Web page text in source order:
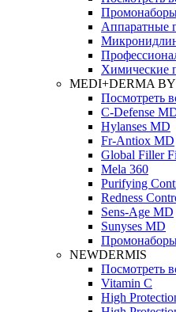
Аппаратные
Химические
MEDI+DERMA
Посмотреть
C-Defense
Hylanses MD
Fr‑Antiox MD
Global Filler
Mela 360
Purifying
Redness
Sens-Age MD
Sunyses MD
NEWDERMIS
Посмотреть
Vitamin C
High